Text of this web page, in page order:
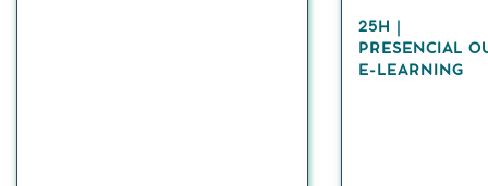
25H |
PRESENCIAL
E-LEARNING